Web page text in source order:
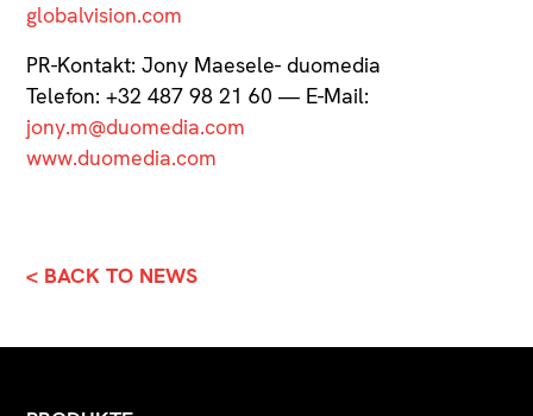
globalvision.com
PR-Kontakt: Jony Maesele- duomedia
Telefon: +32 487 98 21 60 — E-Mail:
jony.m@duomedia.com
www.duomedia.com
< BACK TO NEWS